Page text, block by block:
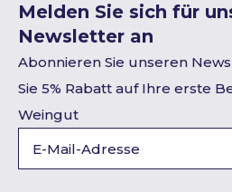
Melden Sie sich für
Newsletter an
Abonnieren Sie unseren
Sie 5% Rabatt auf Ihre erste
Weingut